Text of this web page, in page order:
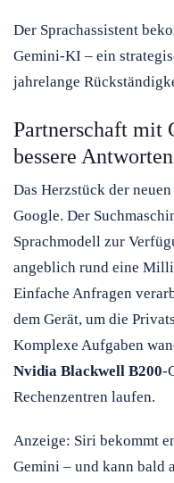
Der Sprachassistent
Gemini-KI – ein
jahrelange
Partnerschaft
bessere Antworten
Das Herzstück der
Google. Der
Sprachmodell zur
angeblich rund eine
Einfache Anfragen
dem Gerät, um die
Komplexe Aufgaben
Nvidia Blackwell B200-
Rechenzentren laufen.
Anzeige: Siri bekommt
Gemini – und kann bald